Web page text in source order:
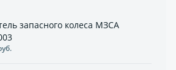
запасного колеса МЗСА